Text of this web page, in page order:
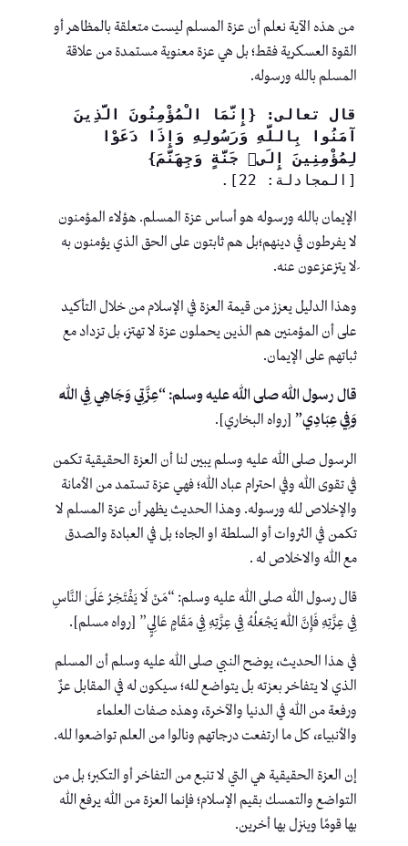
من هذه الآية نعلم أن عزة المسلم ليست متعلقة بالمظاهر أو
القوة العسكرية فقط؛ بل هي عزة معنوية مستمدة من علاقة
المسلم بالله ورسوله.
قال تعالى: {إِنَّمَا الْمُؤْمِنُونَ الَّذِينَ
لِمُؤْمِنِينَ إِلَىٰ جَنَّةٍ وَجِهَنَّمَ}
[المجادلة: 22].
الإيمان بالله ورسوله هو أساس عزة المسلم. هؤلاء المؤمنون
لا يفرطون في دينهم؛بل هم ثابتون على الحق الذي يؤمنون به
َلا يتزعزعون عنه.
وهذا الدليل يعزز من قيمة العزة في الإسلام من خلال التأكيد
على أن المؤمنين هم الذين يحملون عزة لا تهتز، بل تزداد مع
ثباتهم على الإيمان.
قال رسول الله صلى الله عليه وسلم: “عِزَّتِي وَجَاهِي فِي اللَّهِ
وَفِي عِبَادِي” [رواه البخاري].
الرسول صلى الله عليه وسلم يبين لنا أن العزة الحقيقية تكمن
في تقوى الله وفي احترام عباد الله؛ فهي عزة تستمد من الأمانة
والإخلاص لله ورسوله. وهذا الحديث يظهر أن عزة المسلم لا
تكمن في الثروات أو السلطة او الجاه؛ بل في العبادة والصدق
مع الله والاخلاص له .
قال رسول الله صلى الله عليه وسلم: “مَنْ لَا يَفْتَخِرُ عَلَىٰ النَّاسِ
فِي عِزَّتِهِ فَإِنَّ اللَّهَ يَجْعَلُهُ فِي عِزَّتِهِ فِي مَقَامٍ عَالِيٍ” [رواه مسلم].
في هذا الحديث، يوضح النبي صلى الله عليه وسلم أن المسلم
الذي لا يتفاخر بعزته بل يتواضع لله؛ سيكون له في المقابل عزٌ
ورفعة من الله في الدنيا والآخرة، وهذه صفات العلماء
والأنبياء، كل ما ارتفعت درجاتهم ونالوا من العلم تواضعوا لله.
إن العزة الحقيقية هي التي لا تنبع من التفاخر أو التكبر؛ بل من
التواضع والتمسك بقيم الإسلام؛ فإنما العزة من الله يرفع الله
بها قومًا وينزل بها أخرين.